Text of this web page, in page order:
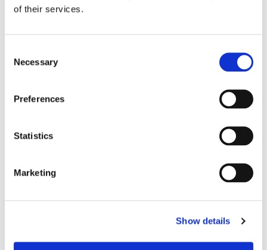
of their services.
Selection
Necessary
Preferences
Statistics
Marketing
Show details
数据中心布线术语基础知识
数据驱动型业务的快速增长推动了数据中心在复杂